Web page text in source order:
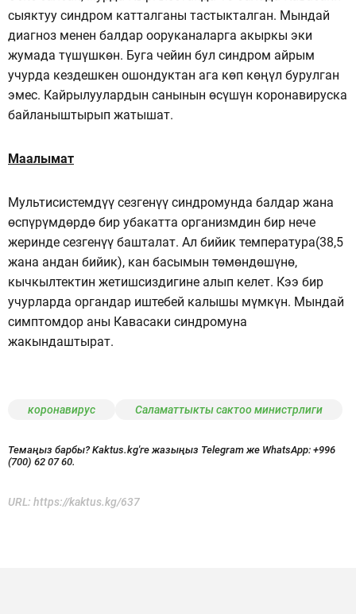
сыяктуу синдром катталганы тастыкталган. Мындай
диагноз менен балдар ооруканаларга акыркы эки
жумада түшүшкөн. Буга чейин бул синдром айрым
учурда кездешкен ошондуктан ага көп көңүл бурулган
эмес. Кайрылуулардын санынын өсүшүн коронавируска
байланыштырып жатышат.
Маалымат
Мультисистемдүү сезгенүү синдромунда балдар жана
өспүрүмдөрдө бир убакатта организмдин бир нече
жеринде сезгенүү башталат. Ал бийик температура(38,5
жана андан бийик), кан басымын төмөндөшүнө,
кычкылтектин жетишсиздигине алып келет. Кээ бир
учурларда органдар иштебей калышы мүмкүн. Мындай
симптомдор аны Кавасаки синдромуна
жакындаштырат.
коронавирус Саламаттыкты сактоо министрлиги
Темаңыз барбы? Kaktus.kg'ге жазыңыз Telegram же WhatsApp: +996
(700) 62 07 60.
URL: https://kaktus.kg/637